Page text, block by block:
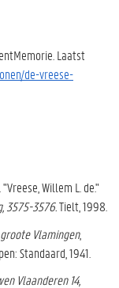
Laatst
de-vreese-
Willem L. de."
3575-3576.Tielt, 1998.
Vlamingen,
Standaard, 1941.
Vlaanderen 14,